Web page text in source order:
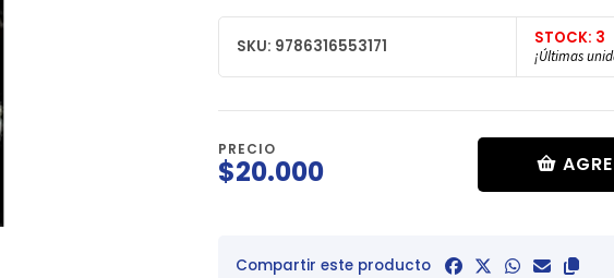
SKU: 9786316553171 STOCK: 3
¡Últimas
PRECIO
$20.000
Compartir este producto